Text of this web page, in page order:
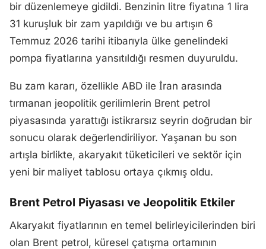
bir düzenlemeye gidildi. Benzinin litre fiyatına 1 lira
31 kuruşluk bir zam yapıldığı ve bu artışın 6
Temmuz 2026 tarihi itibarıyla ülke genelindeki
pompa fiyatlarına yansıtıldığı resmen duyuruldu.
Bu zam kararı, özellikle ABD ile İran arasında
tırmanan jeopolitik gerilimlerin Brent petrol
piyasasında yarattığı istikrarsız seyrin doğrudan bir
sonucu olarak değerlendiriliyor. Yaşanan bu son
artışla birlikte, akaryakıt tüketicileri ve sektör için
yeni bir maliyet tablosu ortaya çıkmış oldu.
Brent Petrol Piyasası ve Jeopolitik Etkiler
Akaryakıt fiyatlarının en temel belirleyicilerinden biri
olan Brent petrol, küresel çatışma ortamının